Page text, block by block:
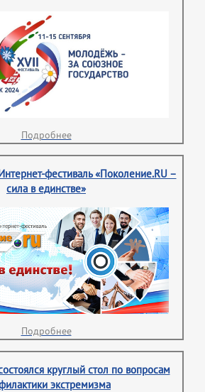
Подробнее
фестиваль «Поколение.RU –
сила в единстве»
Подробнее
круглый стол по вопросам
экстремизма